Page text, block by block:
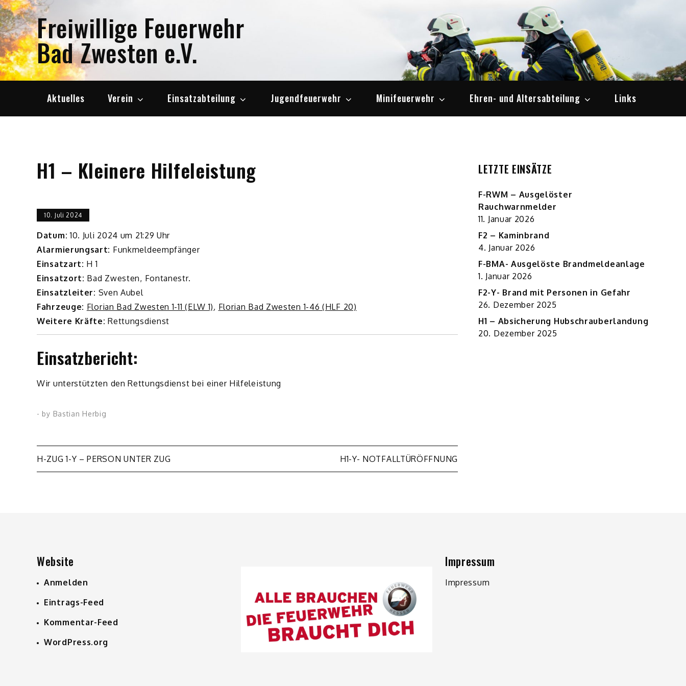
Skip
to
content Freiwillige Feuerwehr
Bad Zwesten e.V.
Aktuelles Verein Einsatzabteilung Jugendfeuerwehr Minifeuerwehr Ehren- und Altersabteilung Links
H1 – Kleinere Hilfeleistung
10. Juli 2024
Datum: 10. Juli 2024 um 21:29 Uhr
Alarmierungsart: Funkmeldeempfänger
Einsatzart: H 1
Einsatzort: Bad Zwesten, Fontanestr.
Einsatzleiter: Sven Aubel
Fahrzeuge: Florian Bad Zwesten 1-11 (ELW 1), Florian Bad Zwesten 1-46 (HLF 20)
Weitere Kräfte: Rettungsdienst
Einsatzbericht:
Wir unterstützten den Rettungsdienst bei einer Hilfeleistung
- by Bastian Herbig
Beitragsnavigation
H-ZUG 1-Y – PERSON UNTER ZUG H1-Y- NOTFALLTÜRÖFFNUNG
LETZTE EINSÄTZE
F-RWM – Ausgelöster
Rauchwarnmelder
11. Januar 2026
F2 – Kaminbrand
4. Januar 2026
F-BMA- Ausgelöste Brandmeldeanlage
1. Januar 2026
F2-Y- Brand mit Personen in Gefahr
26. Dezember 2025
H1 – Absicherung Hubschrauberlandung
20. Dezember 2025
Website
Anmelden
Eintrags-Feed
Kommentar-Feed
WordPress.org
Impressum
Impressum